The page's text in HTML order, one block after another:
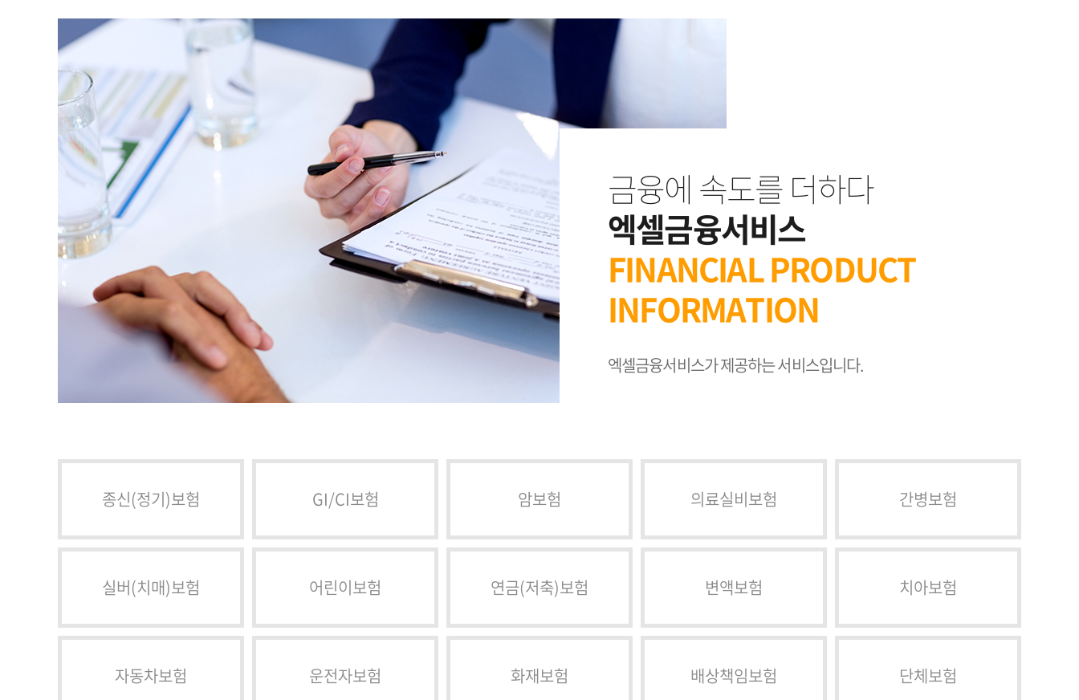
금융에 속도를 더하다
엑셀금융서비스
FINANCIAL PRODUCT
INFORMATION
엑셀금융서비스가 제공하는 서비스입니다.
종신(정기)보험 GI/CI보험 암보험 의료실비보험 간병보험
실버(치매)보험 어린이보험 연금(저축)보험 변액보험 치아보험
자동차보험 운전자보험 화재보험 배상책임보험 단체보험